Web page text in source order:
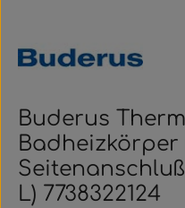
Buderus
Badheizkörper
Seitenanschluß
L) 7738322124